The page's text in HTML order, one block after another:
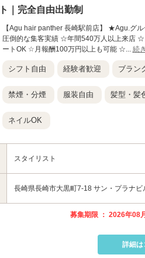
｜完全自由出勤制
【Agu hair panther 長崎駅前店】 ★Agu.
圧倒的な集客実績 ☆年間540万人以上来店
ートOK ☆月報酬100万円以上も可能 ☆... 続
シフト自由 経験者歓迎 ブラン
禁煙・分煙 服装自由 髪型・髪
ネイルOK
スタイリスト
長崎県長崎市大黒町7-18 サン・プラナビ
募集期限 ： 2026年08
詳細は